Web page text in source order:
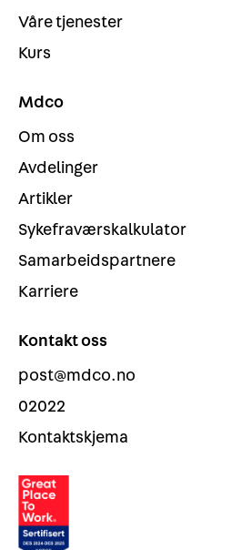
Våre tjenester
Kurs
Mdco
Om oss
Avdelinger
Artikler
Sykefraværskalkulator
Samarbeidspartnere
Karriere
Kontakt oss
post@mdco.no
02022
Kontaktskjema